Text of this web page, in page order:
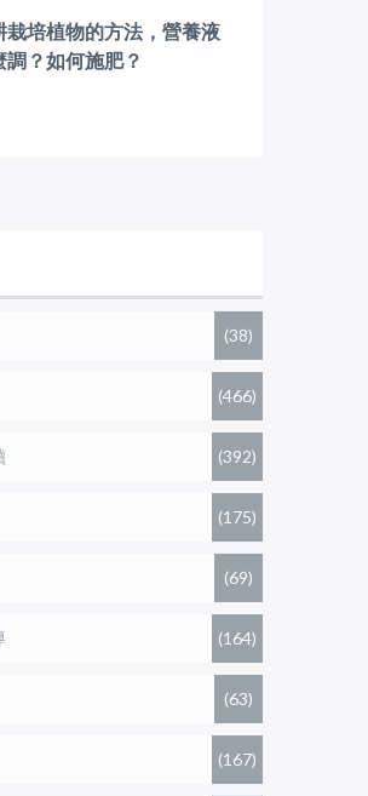
栽培植物的方法，營養液
調？如何施肥？
(38)
(466)
(392)
(175)
(69)
(164)
(63)
(167)